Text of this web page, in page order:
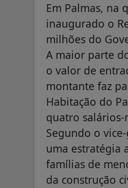
Em Palmas, na
inaugurado o
milhões do
A maior parte
o valor de
montante faz
Habitação do
quatro
Segundo o
uma estratégia
famílias de
da construção